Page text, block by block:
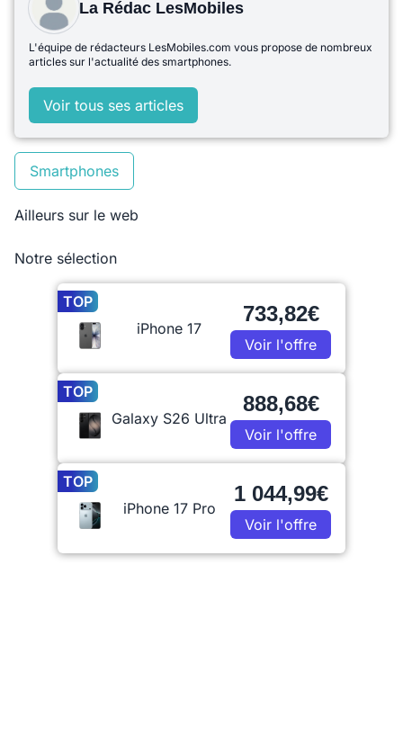
La Rédac LesMobiles
L'équipe de rédacteurs LesMobiles.com vous propose de nombreux
articles sur l'actualité des smartphones.
Voir tous ses articles
Smartphones
Ailleurs sur le web
Notre sélection
TOP
iPhone 17
733,82€
Voir l'offre
TOP
Galaxy S26 Ultra
888,68€
Voir l'offre
TOP
iPhone 17 Pro
1 044,99€
Voir l'offre